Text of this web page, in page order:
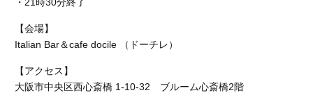
・21時30分終了
【会場】
Italian Bar＆cafe docile （ドーチレ）
【アクセス】
大阪市中央区西心斎橋 1-10-32 ブルーム心斎橋2階